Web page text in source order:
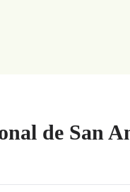
de San